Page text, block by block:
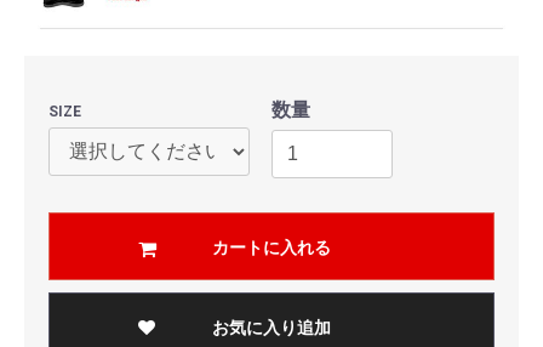
SIZE 数量
カートに入れる
お気に入り追加